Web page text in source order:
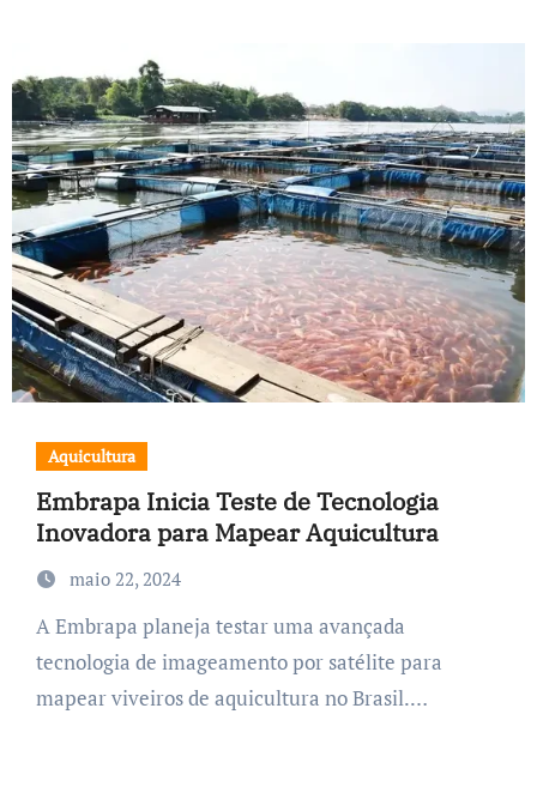
Aquicultura
Embrapa Inicia Teste de Tecnologia
Inovadora para Mapear Aquicultura
maio 22, 2024
A Embrapa planeja testar uma avançada
tecnologia de imageamento por satélite para
mapear viveiros de aquicultura no Brasil.…